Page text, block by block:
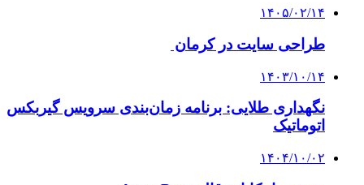
۱۴۰۵/۰۲/۱۴
طراحی سایت در کرمان
۱۴۰۳/۱۰/۱۴
نگهداری طلایی: برنامه زمان‌بندی سرویس گیربکس
اتوماتیک
۱۴۰۴/۱۰/۰۲